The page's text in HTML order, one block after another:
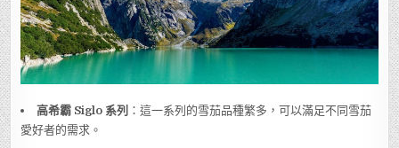
高希霸 Siglo 系列 ：這一系列的雪茄品種繁多，可以滿足不同雪茄
愛好者的需求。